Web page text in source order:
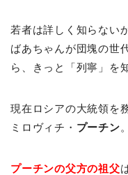
若者は詳しく知らない
ばあちゃんが団塊の世
ら、きっと「列寧」を
現在ロシアの大統領を
ミロヴィチ・ プーチン。
プーチンの父方の祖父